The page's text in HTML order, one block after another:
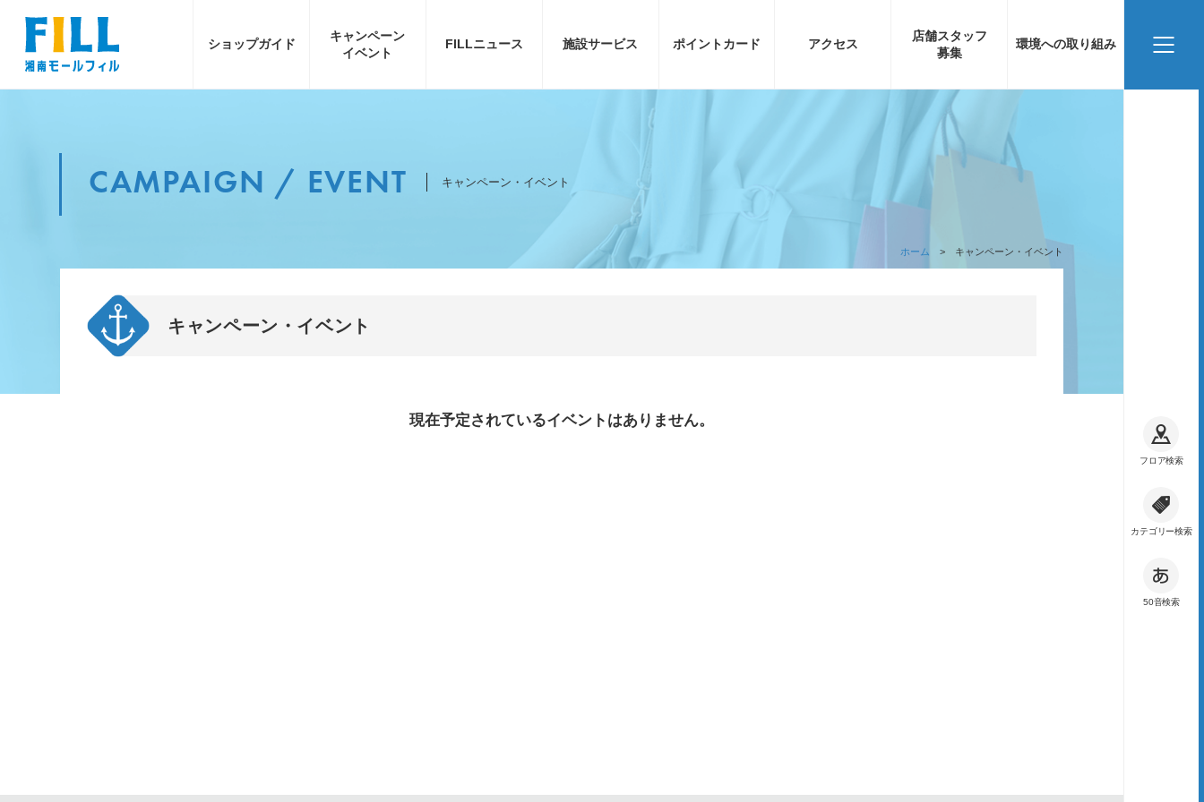
ショップガイド
キャンペーン
イベント
FILLニュース 施設サービス ポイントカード アクセス
店舗スタッフ
募集
環境への取り組み
フロア検索
カテゴリー検索
50音検索
CAMPAIGN / EVENT キャンペーン・イベント
ホーム キャンペーン・イベント
キャンペーン・イベント
現在予定されているイベントはありません。